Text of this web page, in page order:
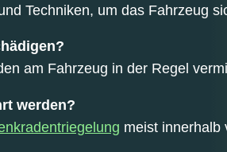
Techniken, um das Fahrzeug
am Fahrzeug in der Regel
werden?
meist innerhalb